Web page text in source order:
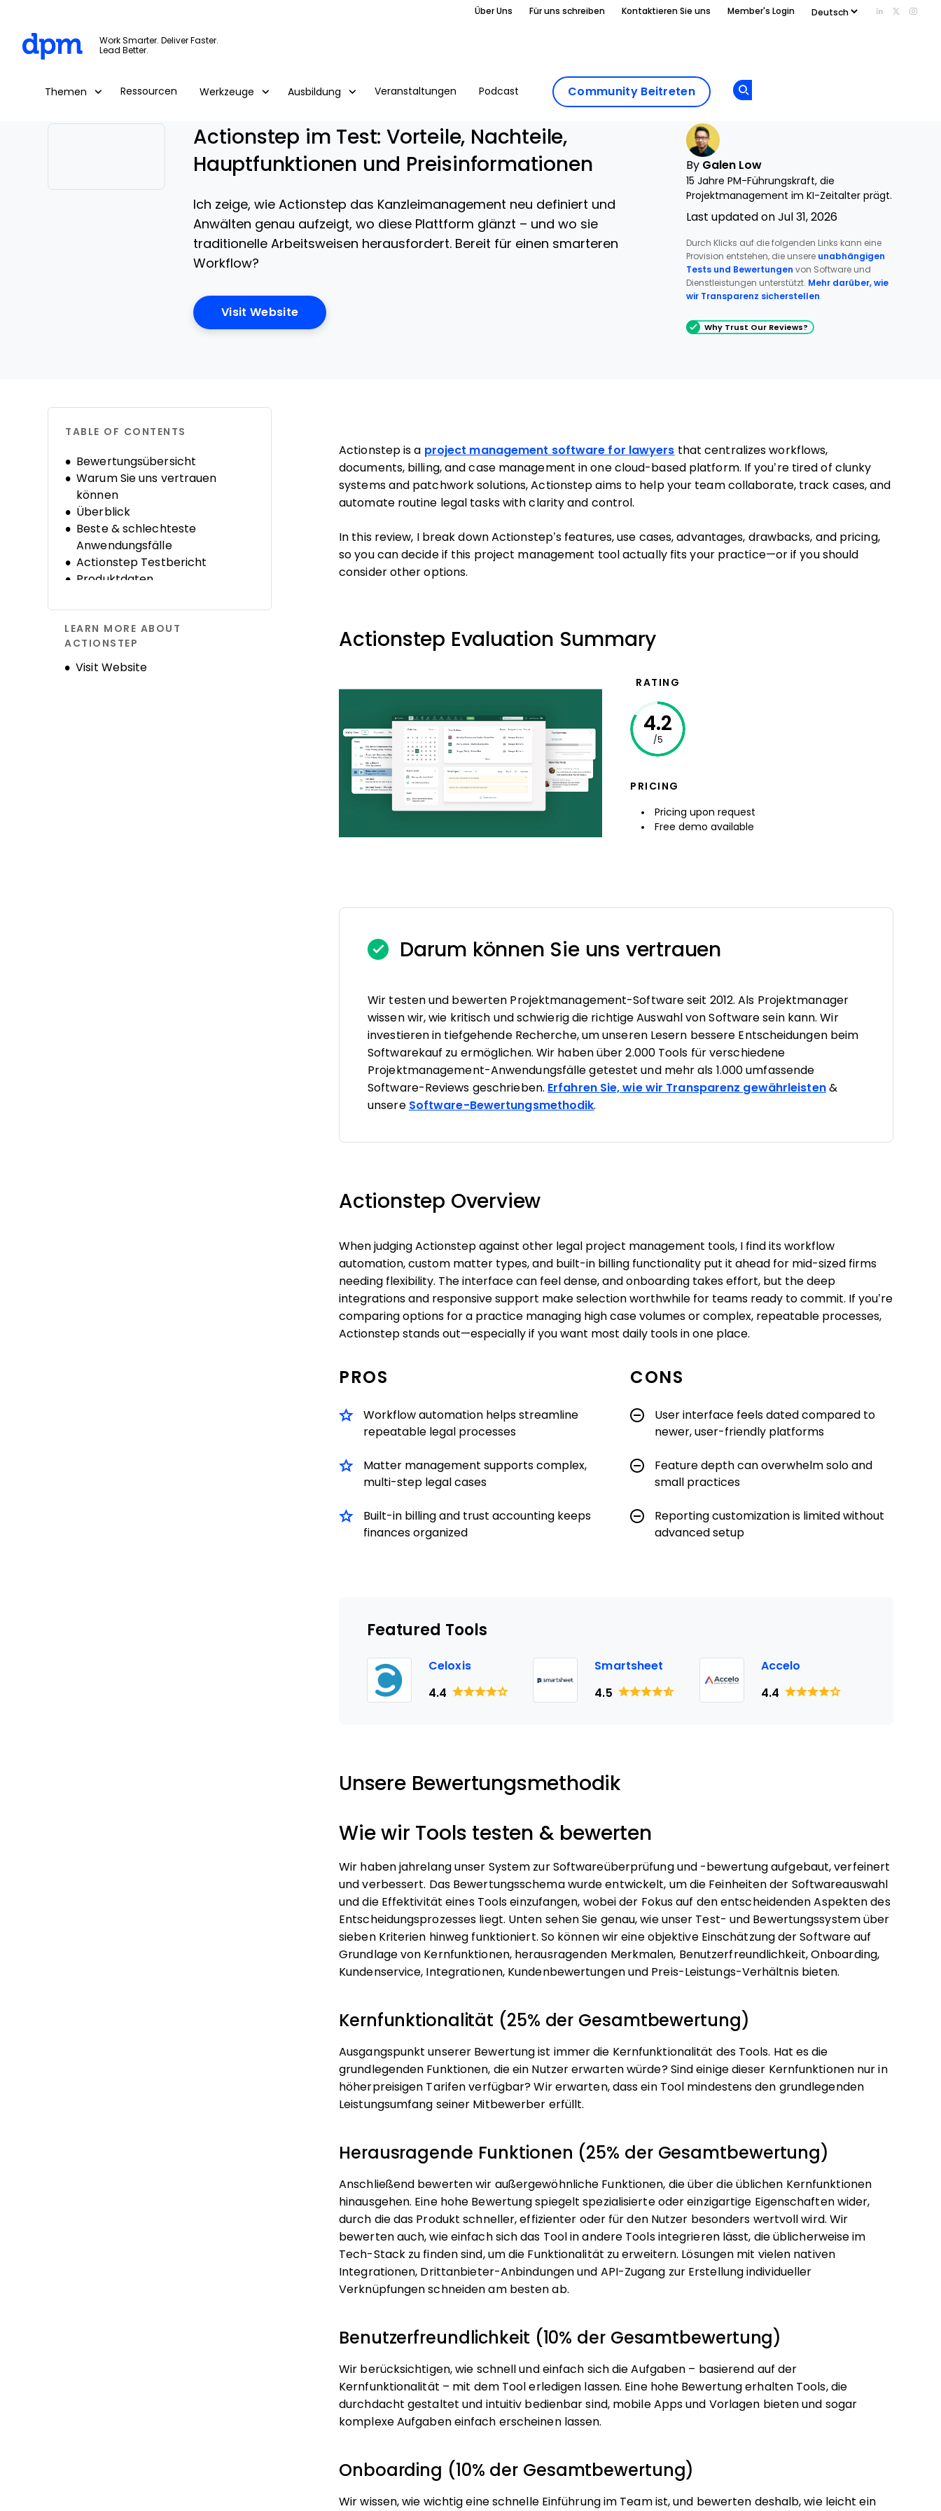
Skip to main content
Über Uns Für uns schreiben Kontaktieren Sie uns Member's Login Add us on
Follow
Work Smarter. Deliver Faster.
Lead Better.
Themen Ressourcen Werkzeuge Ausbildung Veranstaltungen Podcast Community Beitreten
Actionstep im Test: Vorteile, Nachteile,
Hauptfunktionen und Preisinformationen
Ich zeige, wie Actionstep das Kanzleimanagement neu definiert und
Anwälten genau aufzeigt, wo diese Plattform glänzt – und wo sie
traditionelle Arbeitsweisen herausfordert. Bereit für einen smarteren
Workflow?
Visit WebsiteOpens New Window
By Galen Low
15 Jahre PM-Führungskraft, die
Projektmanagement im KI-Zeitalter prägt.
Last updated on Jul 31, 2026
Durch Klicks auf die folgenden Links kann eine
Provision entstehen, die unsere unabhängigen
Tests und Bewertungen von Software und
Dienstleistungen unterstützt. Mehr darüber, wie
wir Transparenz sicherstellen.
Why Trust Our Reviews?
TABLE OF CONTENTS
Bewertungsübersicht
Warum Sie uns vertrauen
können
Überblick
Beste & schlechteste
Anwendungsfälle
Actionstep Testbericht
Produktdaten
Häufige Fragen
Unternehmensgeschichte
LEARN MORE ABOUT
ACTIONSTEP
Visit Website
Opens new window
Actionstep is a project management software for lawyers that centralizes workflows,
documents, billing, and case management in one cloud-based platform. If you’re tired of clunky
systems and patchwork solutions, Actionstep aims to help your team collaborate, track cases, and
automate routine legal tasks with clarity and control.
In this review, I break down Actionstep’s features, use cases, advantages, drawbacks, and pricing,
so you can decide if this project management tool actually fits your practice—or if you should
consider other options.
Actionstep Evaluation Summary
RATING
4.2
/5
PRICING
Pricing upon request
Free demo available
Darum können Sie uns vertrauen
Wir testen und bewerten Projektmanagement-Software seit 2012. Als Projektmanager
wissen wir, wie kritisch und schwierig die richtige Auswahl von Software sein kann. Wir
investieren in tiefgehende Recherche, um unseren Lesern bessere Entscheidungen beim
Softwarekauf zu ermöglichen. Wir haben über 2.000 Tools für verschiedene
Projektmanagement-Anwendungsfälle getestet und mehr als 1.000 umfassende
Software-Reviews geschrieben. Erfahren Sie, wie wir Transparenz gewährleisten&
unsere Software-Bewertungsmethodik.
Actionstep Overview
When judging Actionstep against other legal project management tools, I find its workflow
automation, custom matter types, and built-in billing functionality put it ahead for mid-sized firms
needing flexibility. The interface can feel dense, and onboarding takes effort, but the deep
integrations and responsive support make selection worthwhile for teams ready to commit. If you’re
comparing options for a practice managing high case volumes or complex, repeatable processes,
Actionstep stands out—especially if you want most daily tools in one place.
PROS
Workflow automation helps streamline
repeatable legal processes
Matter management supports complex,
multi-step legal cases
Built-in billing and trust accounting keeps
finances organized
CONS
User interface feels dated compared to
newer, user-friendly platforms
Feature depth can overwhelm solo and
small practices
Reporting customization is limited without
advanced setup
Featured Tools
Celoxis
4.4
Smartsheet
4.5
Accelo
4.4
Unsere Bewertungsmethodik
Wie wir Tools testen & bewerten
Wir haben jahrelang unser System zur Softwareüberprüfung und -bewertung aufgebaut, verfeinert
und verbessert. Das Bewertungsschema wurde entwickelt, um die Feinheiten der Softwareauswahl
und die Effektivität eines Tools einzufangen, wobei der Fokus auf den entscheidenden Aspekten des
Entscheidungsprozesses liegt. Unten sehen Sie genau, wie unser Test- und Bewertungssystem über
sieben Kriterien hinweg funktioniert. So können wir eine objektive Einschätzung der Software auf
Grundlage von Kernfunktionen, herausragenden Merkmalen, Benutzerfreundlichkeit, Onboarding,
Kundenservice, Integrationen, Kundenbewertungen und Preis-Leistungs-Verhältnis bieten.
Kernfunktionalität (25% der Gesamtbewertung)
Ausgangspunkt unserer Bewertung ist immer die Kernfunktionalität des Tools. Hat es die
grundlegenden Funktionen, die ein Nutzer erwarten würde? Sind einige dieser Kernfunktionen nur in
höherpreisigen Tarifen verfügbar? Wir erwarten, dass ein Tool mindestens den grundlegenden
Leistungsumfang seiner Mitbewerber erfüllt.
Herausragende Funktionen (25% der Gesamtbewertung)
Anschließend bewerten wir außergewöhnliche Funktionen, die über die üblichen Kernfunktionen
hinausgehen. Eine hohe Bewertung spiegelt spezialisierte oder einzigartige Eigenschaften wider,
durch die das Produkt schneller, effizienter oder für den Nutzer besonders wertvoll wird. Wir
bewerten auch, wie einfach sich das Tool in andere Tools integrieren lässt, die üblicherweise im
Tech-Stack zu finden sind, um die Funktionalität zu erweitern. Lösungen mit vielen nativen
Integrationen, Drittanbieter-Anbindungen und API-Zugang zur Erstellung individueller
Verknüpfungen schneiden am besten ab.
Benutzerfreundlichkeit (10% der Gesamtbewertung)
Wir berücksichtigen, wie schnell und einfach sich die Aufgaben – basierend auf der
Kernfunktionalität – mit dem Tool erledigen lassen. Eine hohe Bewertung erhalten Tools, die
durchdacht gestaltet und intuitiv bedienbar sind, mobile Apps und Vorlagen bieten und sogar
komplexe Aufgaben einfach erscheinen lassen.
Onboarding (10% der Gesamtbewertung)
Wir wissen, wie wichtig eine schnelle Einführung im Team ist, und bewerten deshalb, wie leicht ein